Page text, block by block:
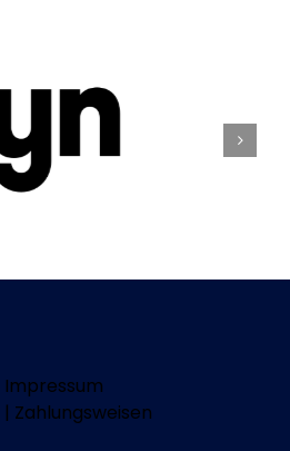
Impressum
| Zahlungsweisen